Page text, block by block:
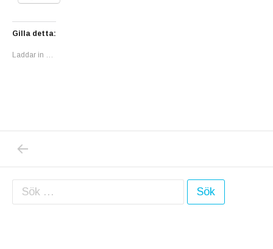
Gilla detta:
Laddar in …
Inläggsnavigering
Sök efter: